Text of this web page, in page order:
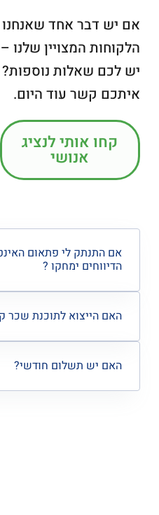
אם יש דבר אחד שאנחנו
הלקוחות המצויין
יש לכם שאלות נוספות?
איתכם קשר עוד היום.
קחו אותי לנציג
אנושי
אם התנתק לי פתאום
הדיווחים ימחקו ?
האם הייצוא לתוכנת שכר
האם יש תשלום חודשי?